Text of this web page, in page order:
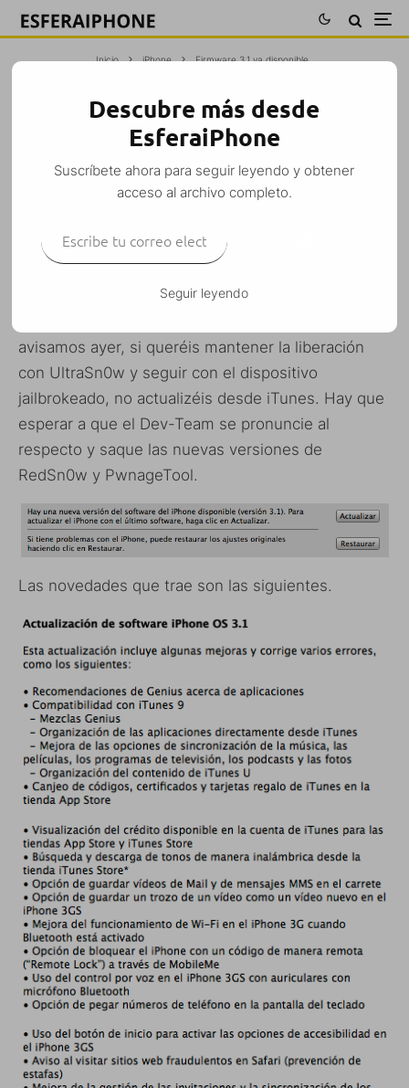
Inicio iPhone Firmware 3.1 ya disponible
FIRMWARE 3.1 YA DISPONIBLE
M. Alejandro W. García Fuentes (Esfera)
iPhone
iPhone 3G iPhone 3G S iPod Touch · 9 septiembre, 2009
1 Minuto de lectura
Ya está disponible el firmware 3.1 para el iPhone
avisamos ayer, si queréis mantener la liberación
con UltraSn0w y seguir con el dispositivo
jailbrokeado, no actualizéis desde iTunes. Hay que
esperar a que el Dev-Team se pronuncie al
respecto y saque las nuevas versiones de
RedSn0w y PwnageTool.
Las novedades que trae son las siguientes.
Descubre más desde
EsferaiPhone
Suscríbete ahora para seguir leyendo y obtener
acceso al archivo completo.
Seguir leyendo